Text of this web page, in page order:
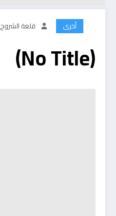
أخرى قلعة الشروح
(No Title)